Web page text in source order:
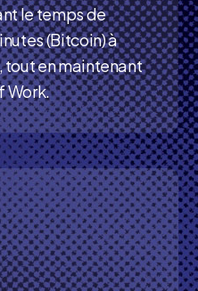
le temps de
(Bitcoin) à
tout en maintenant
Work.